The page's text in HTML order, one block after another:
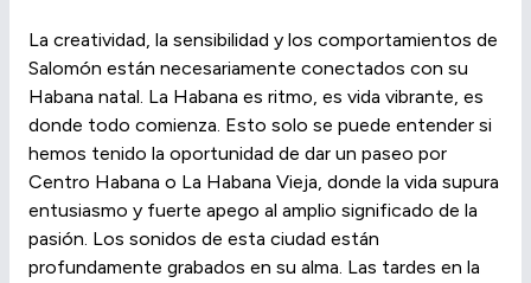
La creatividad, la sensibilidad y los comportamientos de
Salomón están necesariamente conectados con su
Habana natal. La Habana es ritmo, es vida vibrante, es
donde todo comienza. Esto solo se puede entender si
hemos tenido la oportunidad de dar un paseo por
Centro Habana o La Habana Vieja, donde la vida supura
entusiasmo y fuerte apego al amplio significado de la
pasión. Los sonidos de esta ciudad están
profundamente grabados en su alma. Las tardes en la